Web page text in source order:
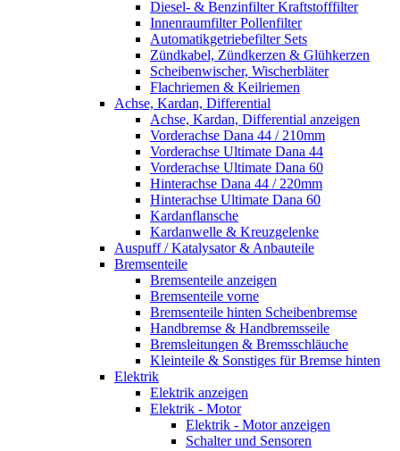
Diesel- & Benzinfilter Kraftstofffilter
Innenraumfilter Pollenfilter
Automatikgetriebefilter Sets
Zündkabel, Zündkerzen & Glühkerzen
Scheibenwischer, Wischerbläter
Flachriemen & Keilriemen
Achse, Kardan, Differential
Achse, Kardan, Differential anzeigen
Vorderachse Dana 44 / 210mm
Vorderachse Ultimate Dana 44
Vorderachse Ultimate Dana 60
Hinterachse Dana 44 / 220mm
Hinterachse Ultimate Dana 60
Kardanflansche
Kardanwelle & Kreuzgelenke
Auspuff / Katalysator & Anbauteile
Bremsenteile
Bremsenteile anzeigen
Bremsenteile vorne
Bremsenteile hinten Scheibenbremse
Handbremse & Handbremsseile
Bremsleitungen & Bremsschläuche
Kleinteile & Sonstiges für Bremse hinten
Elektrik
Elektrik anzeigen
Elektrik - Motor
Elektrik - Motor anzeigen
Schalter und Sensoren